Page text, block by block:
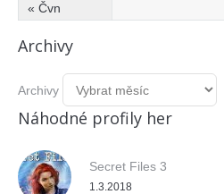
« Čvn
Archivy
Archivy
Náhodné profily her
Secret Files 3
1.3.2018